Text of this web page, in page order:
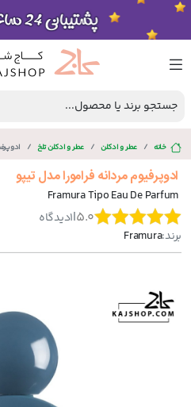
جستجو برند یا محصول...
خانه عطر و ادکلن عطر و ادکلن تلخ
ادوپرفیوم مردانه فرامورا مدل تیپو
Framura Tipo Eau De Parfum
5.0
|
1دیدگاه
برند:Framura